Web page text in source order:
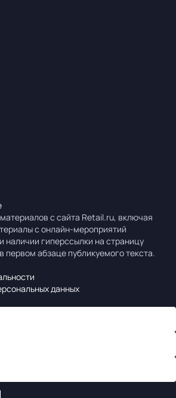
с сайта Retail.ru, включая
с онлайн-мероприятий
наличии гиперссылки на страницу
первом абзаце публикуемого текста.
данных